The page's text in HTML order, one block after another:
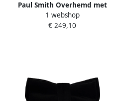
Paul Smith Overhemd met
gestreept patroon Blue
Heren
1 webshop
€ 249,10